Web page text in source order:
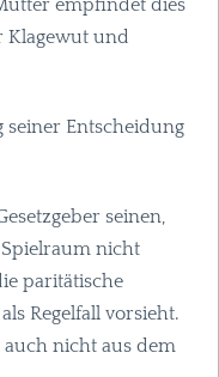
empfindet dies
Klagewut und
seiner Entscheidung
seinen,
Spielraum nicht
paritätische
Regelfall vorsieht.
nicht aus dem